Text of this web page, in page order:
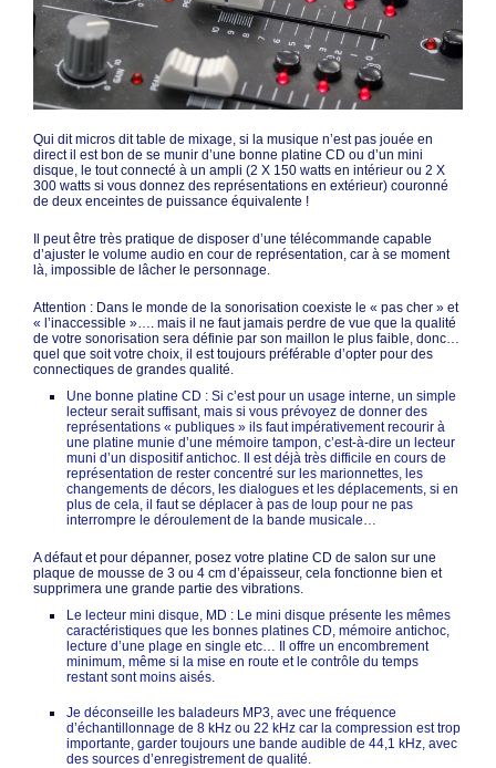
Qui dit micros dit table de mixage, si la musique n’est pas jouée en
direct il est bon de se munir d’une bonne platine CD ou d’un mini
disque, le tout connecté à un ampli (2 X 150 watts en intérieur ou 2 X
300 watts si vous donnez des représentations en extérieur) couronné
de deux enceintes de puissance équivalente !
Il peut être très pratique de disposer d’une télécommande capable
d’ajuster le volume audio en cour de représentation, car à se moment
là, impossible de lâcher le personnage.
Attention : Dans le monde de la sonorisation coexiste le « pas cher » et
« l’inaccessible »…. mais il ne faut jamais perdre de vue que la qualité
de votre sonorisation sera définie par son maillon le plus faible, donc…
quel que soit votre choix, il est toujours préférable d’opter pour des
connectiques de grandes qualité.
Une bonne platine CD : Si c’est pour un usage interne, un simple
lecteur serait suffisant, mais si vous prévoyez de donner des
représentations « publiques » ils faut impérativement recourir à
une platine munie d’une mémoire tampon, c’est-à-dire un lecteur
muni d’un dispositif antichoc. Il est déjà très difficile en cours de
représentation de rester concentré sur les marionnettes, les
changements de décors, les dialogues et les déplacements, si en
plus de cela, il faut se déplacer à pas de loup pour ne pas
interrompre le déroulement de la bande musicale…
A défaut et pour dépanner, posez votre platine CD de salon sur une
plaque de mousse de 3 ou 4 cm d’épaisseur, cela fonctionne bien et
supprimera une grande partie des vibrations.
Le lecteur mini disque, MD : Le mini disque présente les mêmes
caractéristiques que les bonnes platines CD, mémoire antichoc,
lecture d’une plage en single etc… Il offre un encombrement
minimum, même si la mise en route et le contrôle du temps
restant sont moins aisés.
Je déconseille les baladeurs MP3, avec une fréquence
d’échantillonnage de 8 kHz ou 22 kHz car la compression est trop
importante, garder toujours une bande audible de 44,1 kHz, avec
des sources d’enregistrement de qualité.